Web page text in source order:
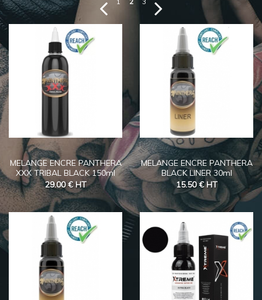
MELANGE ENCRE PANTHERA
XXX TRIBAL BLACK 150ml
29.00 €HT
MELANGE ENCRE PANTHERA
BLACK LINER 30ml
15.50 €HT